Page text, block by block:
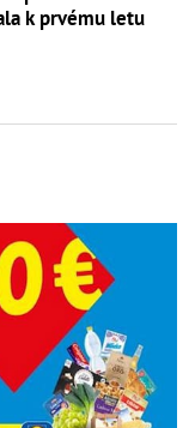
k prvému letu